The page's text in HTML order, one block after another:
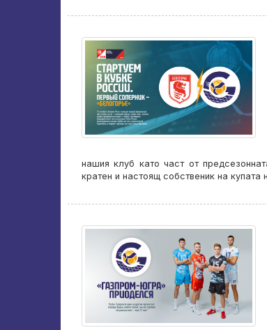
нашия клуб като част от
кратен и настоящ собственик на